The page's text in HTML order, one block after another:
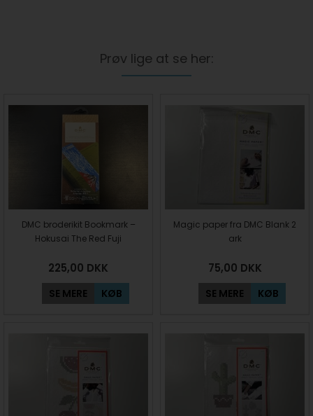
Prøv lige at se her:
DMC broderikit Bookmark –
Hokusai The Red Fuji
225,00 DKK
SE MERE KØB
Magic paper fra DMC Blank 2
ark
75,00 DKK
SE MERE KØB